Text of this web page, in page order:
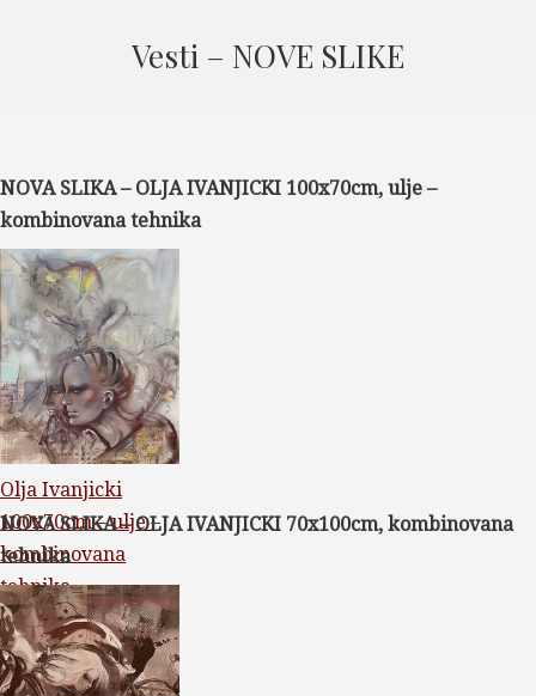
Vesti – NOVE SLIKE
NOVA SLIKA – OLJA IVANJICKI 100x70cm, ulje –
kombinovana tehnika
Olja Ivanjicki
100x70cm – ulje –
kombinovana
tehnika
NOVA SLIKA – OLJA IVANJICKI 70x100cm, kombinovana
tehnika